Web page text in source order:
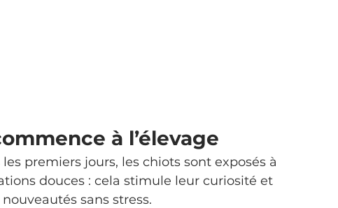
à l’élevage
premiers jours, les chiots sont exposés à
douces : cela stimule leur curiosité et
sans stress.